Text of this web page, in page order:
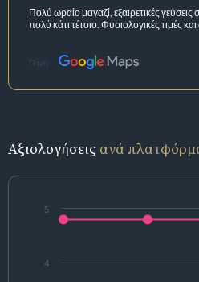
Πολύ ωραίο μαγαζί, εξαιρετικές γεύσεις
πολύ κάτι τέτοιο. Φυσιολογικές τιμές
Πηγή:
Αξιολογήσεις ανά
4
5